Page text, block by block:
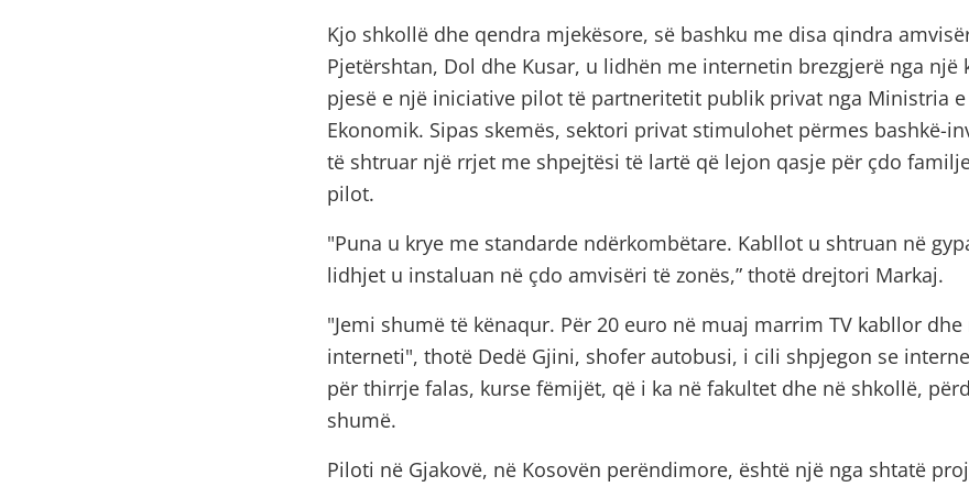
Kjo shkollë dhe qendra mjekësore, së bashku me disa qindra
Pjetërshtan, Dol dhe Kusar, u lidhën me internetin brezgjerë nga një
pjesë e një iniciative pilot të partneritetit publik privat nga Ministria
Ekonomik. Sipas skemës, sektori privat stimulohet përmes bashkë-
të shtruar një rrjet me shpejtësi të lartë që lejon qasje për çdo
pilot.
"Puna u krye me standarde ndërkombëtare. Kabllot u shtruan në
lidhjet u instaluan në çdo amvisëri të zonës,” thotë drejtori Markaj.
"Jemi shumë të kënaqur. Për 20 euro në muaj marrim TV kabllor
interneti", thotë Dedë Gjini, shofer autobusi, i cili shpjegon se
për thirrje falas, kurse fëmijët, që i ka në fakultet dhe në shkollë,
shumë.
Piloti në Gjakovë, në Kosovën perëndimore, është një nga shtatë